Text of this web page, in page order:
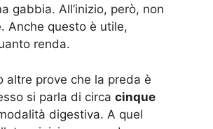
gabbia. All’inizio, però, non
Anche questo è utile,
renda.
altre prove che la preda è
si parla di circa cinque
digestiva. A quel